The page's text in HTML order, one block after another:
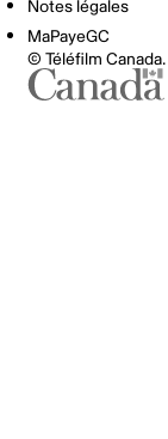
Notes légales
MaPayeGC
© Téléfilm